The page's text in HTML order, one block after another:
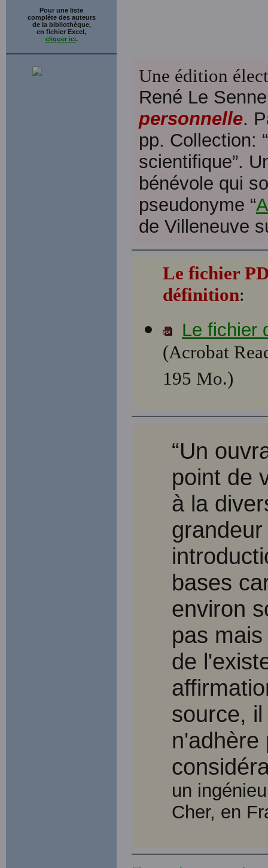
Pour une liste
complète des auteurs
de la bibliothèque,
en fichier Excel,
cliquer ici.
Une édition
René Le
personnelle.
pp. Collection:
scientifique”.
bénévole qui
pseudonyme “
de Villeneuve
Le fichier
définition:
Le fichier
(Acrobat
195 Mo.)
“Un
point de
à la
bases
environ
pas
de
source,
n'adhère
un
Cher, en